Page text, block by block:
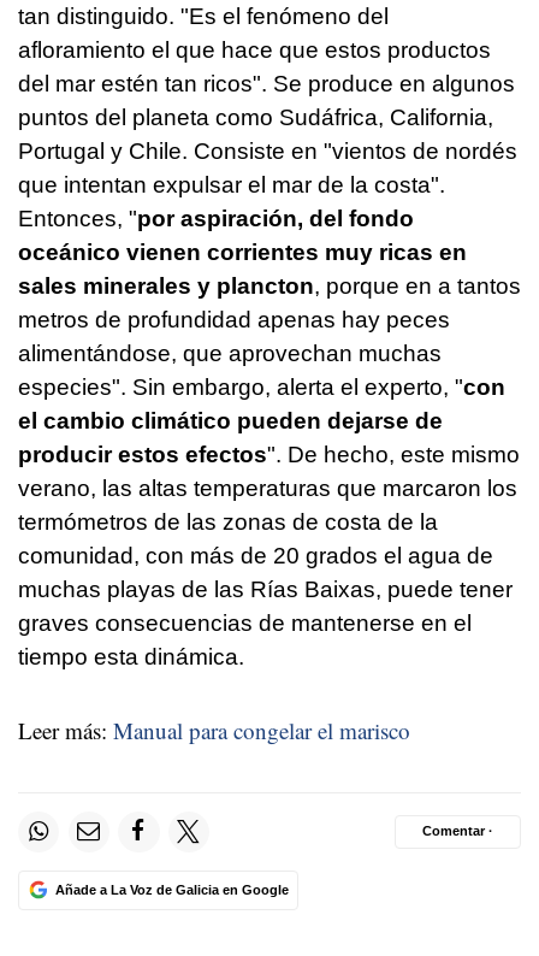
tan distinguido. "Es el fenómeno del
afloramiento el que hace que estos productos
del mar estén tan ricos". Se produce en algunos
puntos del planeta como Sudáfrica, California,
Portugal y Chile. Consiste en "vientos de nordés
que intentan expulsar el mar de la costa".
Entonces, "por aspiración, del fondo
oceánico vienen corrientes muy ricas en
sales minerales y plancton, porque en a tantos
metros de profundidad apenas hay peces
alimentándose, que aprovechan muchas
especies". Sin embargo, alerta el experto, "con
el cambio climático pueden dejarse de
producir estos efectos". De hecho, este mismo
verano, las altas temperaturas que marcaron los
termómetros de las zonas de costa de la
comunidad, con más de 20 grados el agua de
muchas playas de las Rías Baixas, puede tener
graves consecuencias de mantenerse en el
tiempo esta dinámica.
Leer más: Manual para congelar el marisco
Añade a La Voz de Galicia en Google
Comentar ·